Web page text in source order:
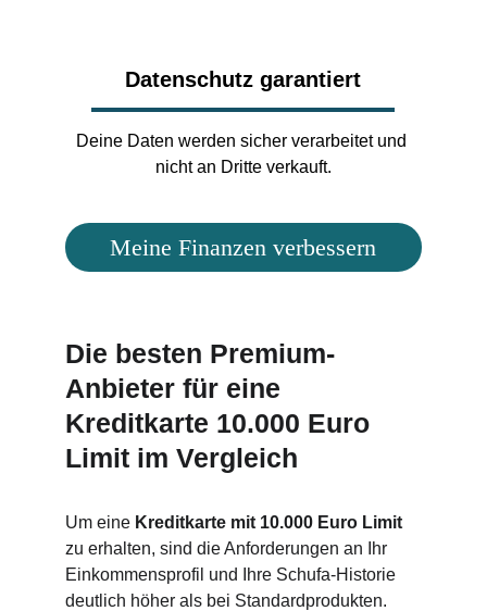
Datenschutz garantiert
Deine Daten werden sicher verarbeitet und
nicht an Dritte verkauft.
Meine Finanzen verbessern
Die besten Premium-
Anbieter für eine
Kreditkarte 10.000 Euro
Limit im Vergleich
Um eine Kreditkarte mit 10.000 Euro Limit
zu erhalten, sind die Anforderungen an Ihr
Einkommensprofil und Ihre Schufa-Historie
deutlich höher als bei Standardprodukten.